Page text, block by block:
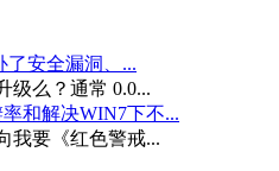
了安全漏洞、...
级么？通常 0.0...
和解决WIN7下不...
我要《红色警戒...